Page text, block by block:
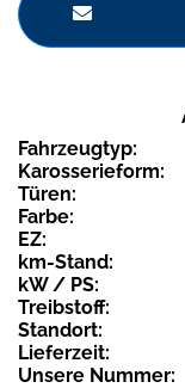
Fahrzeugtyp:
Karosserieform:
Türen:
Farbe:
EZ:
km-Stand:
kW / PS:
Treibstoff:
Standort:
Lieferzeit:
Unsere Nummer: